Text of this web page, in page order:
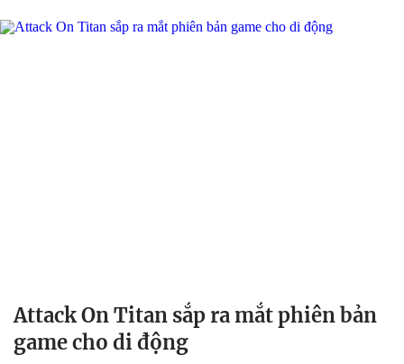
Attack On Titan sắp ra mắt phiên bản
game cho di động